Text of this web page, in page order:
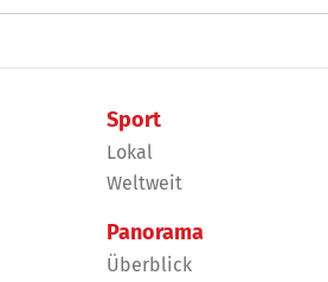
Sport
Lokal
Weltweit
Panorama
Überblick